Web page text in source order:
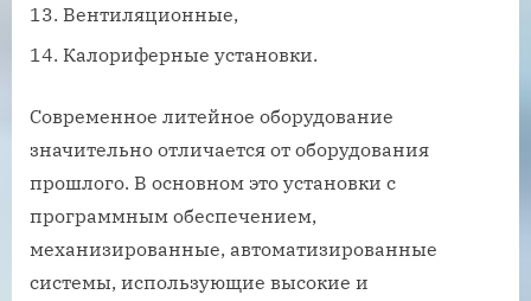
Вентиляционные,
Калориферные установки.
Современное литейное оборудование
значительно отличается от оборудования
прошлого. В основном это установки с
программным обеспечением,
механизированные, автоматизированные
системы, использующие высокие и